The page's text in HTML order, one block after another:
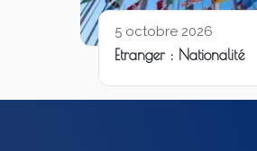
5 octobre 2026
Etranger : Nationalité